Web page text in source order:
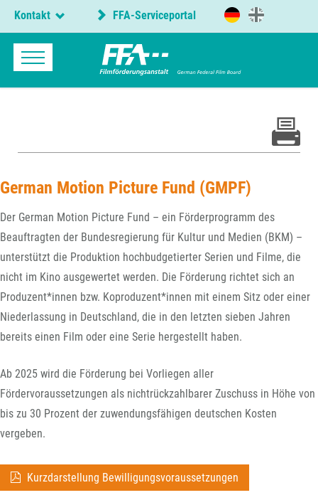
Kontakt FFA-Serviceportal
German Motion Picture Fund (GMPF)
Der German Motion Picture Fund – ein Förderprogramm des
Beauftragten der Bundesregierung für Kultur und Medien (BKM) –
unterstützt die Produktion hochbudgetierter Serien und Filme, die
nicht im Kino ausgewertet werden. Die Förderung richtet sich an
Produzent*innen bzw. Koproduzent*innen mit einem Sitz oder einer
Niederlassung in Deutschland, die in den letzten sieben Jahren
bereits einen Film oder eine Serie hergestellt haben.
Ab 2025 wird die Förderung bei Vorliegen aller
Fördervoraussetzungen als nichtrückzahlbarer Zuschuss in Höhe von
bis zu 30 Prozent der zuwendungsfähigen deutschen Kosten
vergeben.
Kurzdarstellung Bewilligungsvoraussetzungen